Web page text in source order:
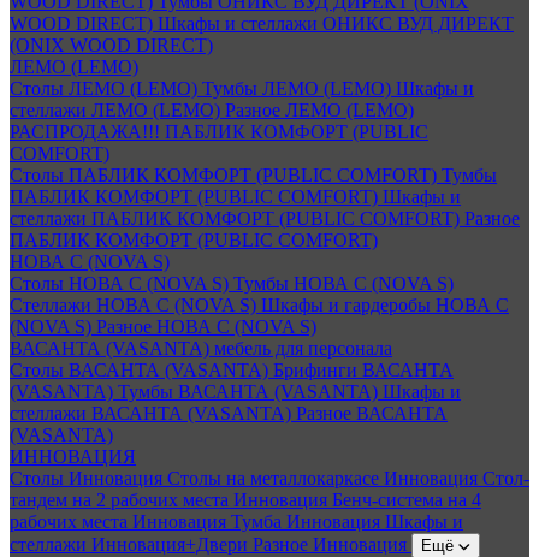
WOOD DIRECT) Шкафы и стеллажи ОНИКС ВУД ДИРЕКТ
(ONIX WOOD DIRECT)
ЛЕМО (LEMO)
Столы ЛЕМО (LEMO) Тумбы ЛЕМО (LEMO) Шкафы и
стеллажи ЛЕМО (LEMO) Разное ЛЕМО (LEMO)
РАСПРОДАЖА!!! ПАБЛИК КОМФОРТ (PUBLIC
COMFORT)
Столы ПАБЛИК КОМФОРТ (PUBLIC COMFORT) Тумбы
ПАБЛИК КОМФОРТ (PUBLIC COMFORT) Шкафы и
стеллажи ПАБЛИК КОМФОРТ (PUBLIC COMFORT) Разное
ПАБЛИК КОМФОРТ (PUBLIC COMFORT)
НОВА С (NOVA S)
Столы НОВА С (NOVA S) Тумбы НОВА С (NOVA S)
Стеллажи НОВА С (NOVA S) Шкафы и гардеробы НОВА С
(NOVA S) Разное НОВА С (NOVA S)
ВАСАНТА (VASANTA) мебель для персонала
Столы ВАСАНТА (VASANTA) Брифинги ВАСАНТА
(VASANTA) Тумбы ВАСАНТА (VASANTA) Шкафы и
стеллажи ВАСАНТА (VASANTA) Разное ВАСАНТА
(VASANTA)
ИННОВАЦИЯ
Столы Инновация Столы на металлокаркасе Инновация Стол-
тандем на 2 рабочих места Инновация Бенч-система на 4
рабочих места Инновация Тумба Инновация Шкафы и
стеллажи Инновация+Двери Разное Инновация Ещё